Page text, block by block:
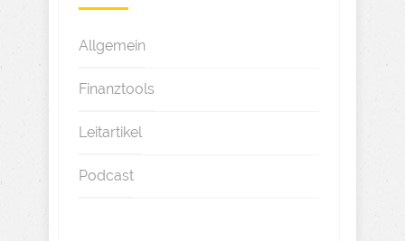
Allgemein
Finanztools
Leitartikel
Podcast